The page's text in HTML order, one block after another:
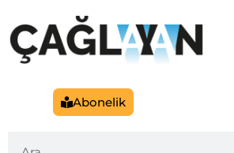
Abonelik